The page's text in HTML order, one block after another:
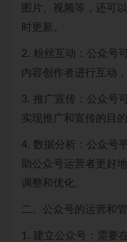
图片、视频等，还可
时更新。
2. 粉丝互动：公众号
内容创作者进行互动
3. 推广宣传：公众号
实现推广和宣传的目
4. 数据分析：公众号
助公众号运营者更好
调整和优化。
二、公众号的运营和
1. 建立公众号：需要